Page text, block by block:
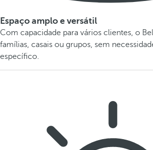
Espaço amplo e versátil
Com capacidade para vários clientes, o
famílias, casais ou grupos, sem
específico.